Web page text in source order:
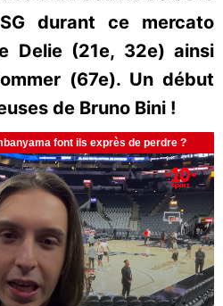
durant ce mercato
Delie (21e, 32e) ainsi
(67e). Un début
de Bruno Bini !